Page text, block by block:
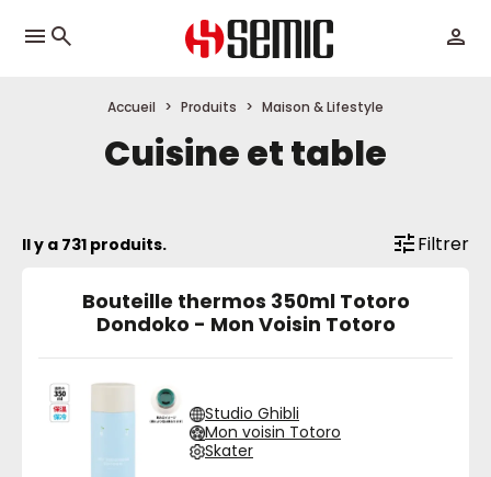
menu
Accueil Produits Maison & Lifestyle
Cuisine et table
Il y a 731 produits. Filtrer
Bouteille thermos 350ml Totoro
Dondoko - Mon Voisin Totoro
Studio Ghibli
Mon voisin Totoro
Skater